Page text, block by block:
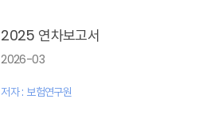
2025 연차보고서
2026-03
저자 : 보험연구원